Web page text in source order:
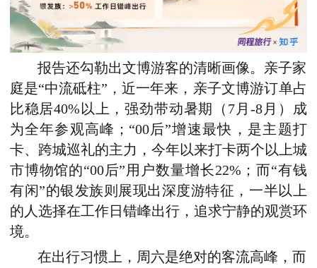
报告还勾勒出文博游客的清晰画像。亲子家
庭是“中流砥柱”， 近一年来，亲子文博游订单占
比稳居40%以上，强劲带动暑期（7 月 -8月）成
为全年参观高峰； “00后”增速最快，是主题打
卡、跨城巡礼的主力 ， 今年以来打卡两个以上城
市博物馆的“00后”用户数量增长22%；而 “有钱
有闲”的银发族则展现出深度游特征， 一半以上
的人选择在工作日错峰出行，追求宁静的观赏环
境。
在出行习惯上，周六是绝对的客流高峰， 而